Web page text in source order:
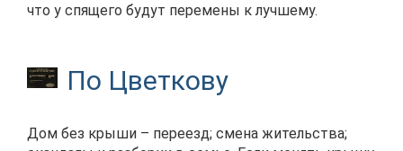
что у спящего будут перемены к лучшему.
По Цветкову
Дом без крыши – переезд; смена жительства;